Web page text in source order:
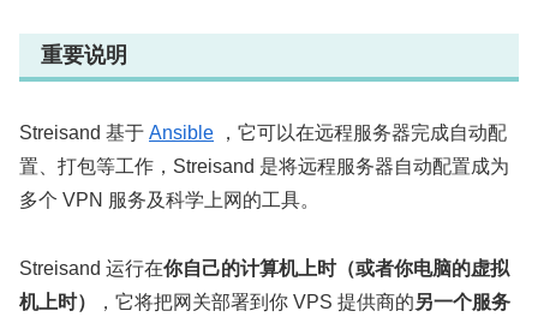
重要说明
Streisand 基于 Ansible ，它可以在远程服务器完成自动配
置、打包等工作，Streisand 是将远程服务器自动配置成为
多个 VPN 服务及科学上网的工具。
Streisand 运行在你自己的计算机上时（或者你电脑的虚拟
机上时）
，它将把网关部署到你 VPS 提供商的另一个服务